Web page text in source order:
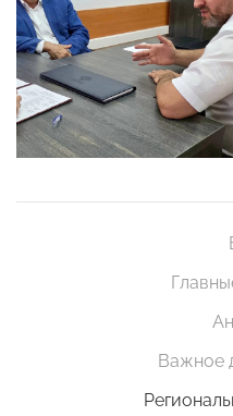
Важное